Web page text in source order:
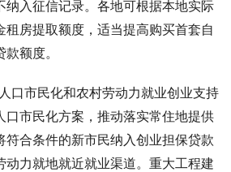
纳入征信记录。各地可根据本地实际
租房提取额度，适当提高购买首套自
额度。
口市民化和农村劳动力就业创业支持
口市民化方案，推动落实常住地提供
符合条件的新市民纳入创业担保贷款
动力就地就近就业渠道。重大工程建